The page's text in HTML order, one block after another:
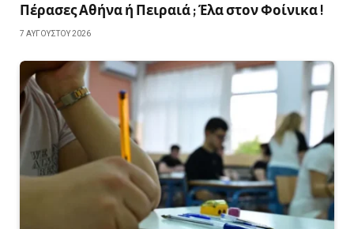
Πέρασες Αθήνα ή Πειραιά ; Έλα στον Φοίνικα !
7 ΑΥΓΟΎΣΤΟΥ 2026